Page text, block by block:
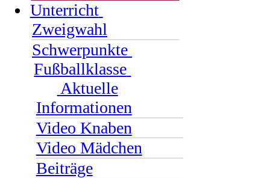
Unterricht
Zweigwahl
Schwerpunkte
Fußballklasse
Aktuelle
Informationen
Video Knaben
Video Mädchen
Beiträge